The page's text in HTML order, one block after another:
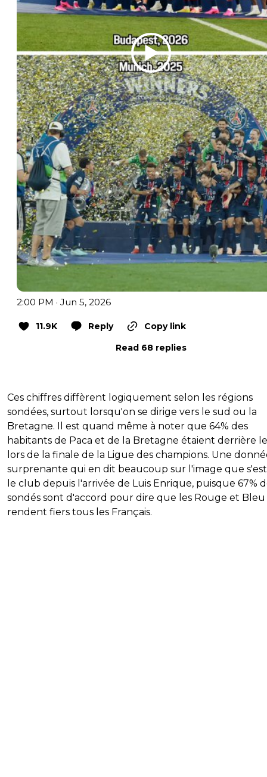
2:00 PM · Jun 5, 2026
11.9K Reply
Copy link
Read 68 replies
Ces chiffres diffèrent logiquement selon les régions
sondées, surtout lorsqu'on se dirige vers le sud ou la
Bretagne. Il est quand même à noter que 64% des
habitants de Paca et de la Bretagne étaient derrière
lors de la finale de la Ligue des champions. Une
surprenante qui en dit beaucoup sur l'image que
le club depuis l'arrivée de Luis Enrique, puisque 67%
sondés sont d'accord pour dire que les Rouge et Bleu
rendent fiers tous les Français.